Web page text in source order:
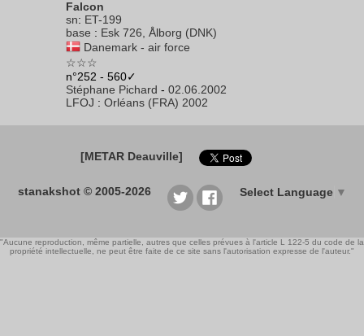
Falcon
sn: ET-199
base : Esk 726, Ålborg (DNK)
Danemark - air force
☆☆☆
n°252 - 560✓
Stéphane Pichard - 02.06.2002
LFOJ : Orléans (FRA) 2002
[METAR Deauville]
stanakshot © 2005-2026 Select Language ▼
"Aucune reproduction, même partielle, autres que celles prévues à l'article L 122-5 du code de la
propriété intellectuelle, ne peut être faite de ce site sans l'autorisation expresse de l'auteur."